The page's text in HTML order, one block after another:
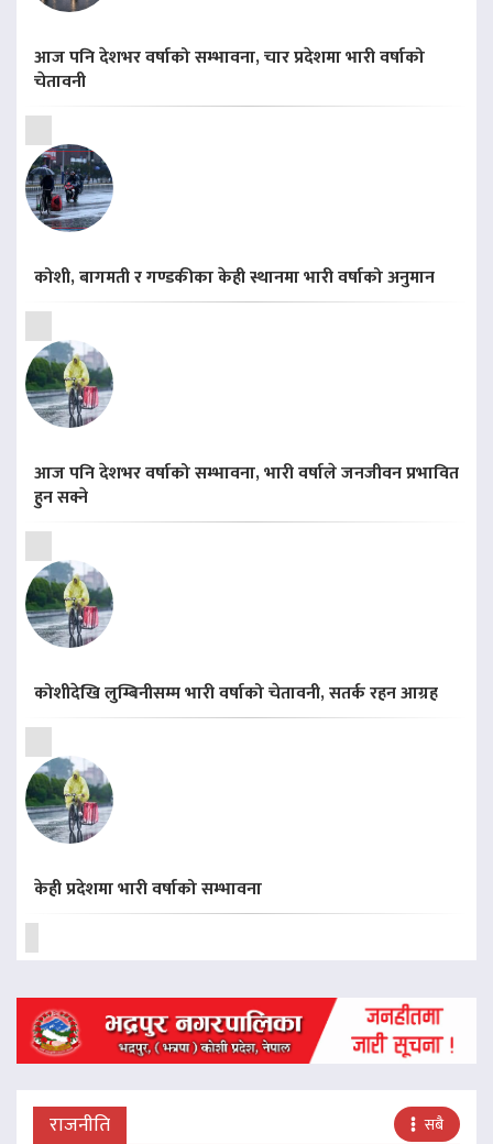
आज पनि देशभर वर्षाको सम्भावना, चार प्रदेशमा भारी वर्षाको
चेतावनी
कोशी, बागमती र गण्डकीका केही स्थानमा भारी वर्षाको अनुमान
आज पनि देशभर वर्षाको सम्भावना, भारी वर्षाले जनजीवन प्रभावित
हुन सक्ने
कोशीदेखि लुम्बिनीसम्म भारी वर्षाको चेतावनी, सतर्क रहन आग्रह
केही प्रदेशमा भारी वर्षाको सम्भावना
राजनीति सबै